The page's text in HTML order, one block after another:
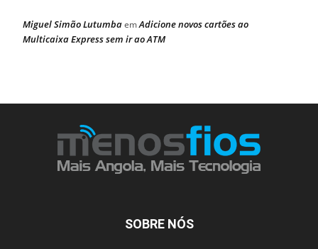
Miguel Simão LutumbaemAdicione novos cartões ao
Multicaixa Express sem ir ao ATM
SOBRE NÓS